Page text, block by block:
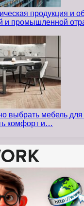
продукция и
и промышленной
выбрать мебель для
комфорт и…